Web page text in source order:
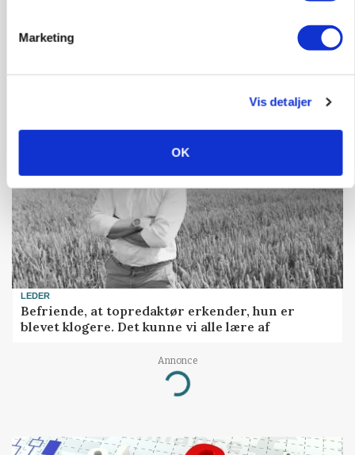
Marketing
Vis detaljer
OK
KVÆG
beskeden start til store drømme
LEDER
Befriende, at topredaktør erkender, hun er
blevet klogere. Det kunne vi alle lære af
Annonce
Loading...